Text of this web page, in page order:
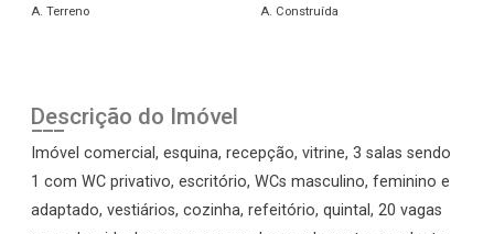
A. Terreno A. Construída
Descrição do Imóvel
Imóvel comercial, esquina, recepção, vitrine, 3 salas sendo
1 com WC privativo, escritório, WCs masculino, feminino e
adaptado, vestiários, cozinha, refeitório, quintal, 20 vagas